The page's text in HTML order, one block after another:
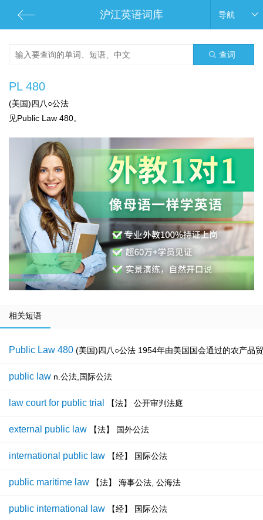
沪江英语词库 导航
查词
PL 480
(美国)四八○公法
见Public Law 480。
相关短语
Public Law 480 (美国)四八○公法 1954年由美国国会通过的农产品
public law n.公法,国际公法
law court for public trial 【法】 公开审判法庭
external public law 【法】 国外公法
international public law 【经】 国际公法
public maritime law 【法】 海事公法, 公海法
public international law 【经】 国际公法